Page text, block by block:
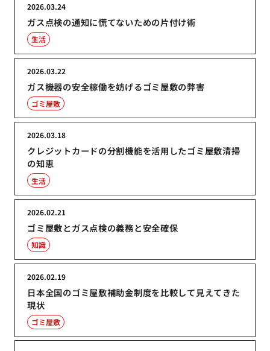
ガス点検の通知に慌てないための片付け術
2026.03.24
生活
ガス機器の安全稼働を妨げるゴミ屋敷の弊害
2026.03.22
ゴミ屋敷
クレジットカードの分割機能を活用したゴミ屋敷清掃
の知恵
2026.03.18
生活
ゴミ屋敷とガス点検の義務と安全確保
2026.02.21
知識
日本全国のゴミ屋敷補助金制度を比較して見えてきた
現状
2026.02.19
ゴミ屋敷